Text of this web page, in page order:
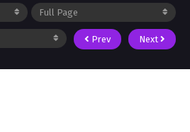
Prev Next